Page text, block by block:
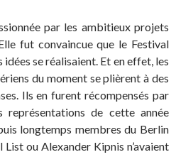
par les ambitieux projets
fut convaincue que le Festival
se réalisaient. Et en effet, les
du moment se plièrent à des
Ils en furent récompensés par
représentations de cette année
longtemps membres du Berlin
ou Alexander Kipnis n’avaient